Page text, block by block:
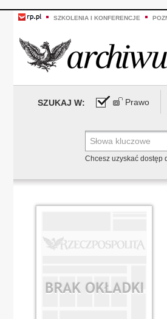
SZKOLENIA I KONFERENCJE
SZUKAJ W: Prawo
Chcesz uzyskać dostęp